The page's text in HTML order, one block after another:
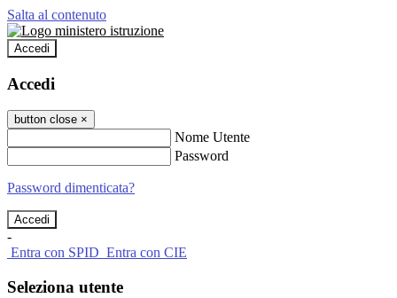
Salta al contenuto
Accedi
Accedi
button close ×
Nome Utente
Password
Password dimenticata?
-
Entra con SPID Entra con CIE
Seleziona utente